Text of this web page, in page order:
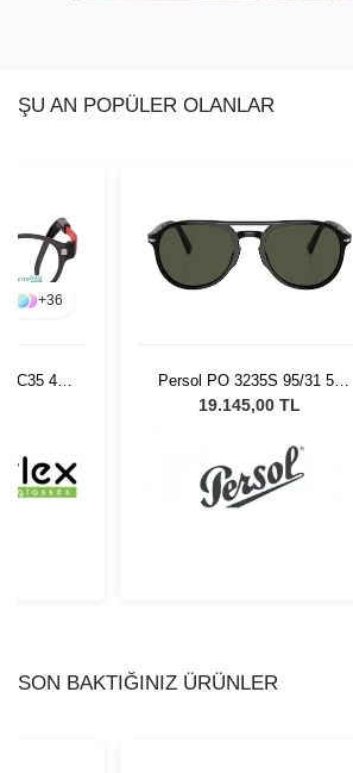
ŞU AN POPÜLER OLANLAR
+36
40
Persol PO 3235S 95/31 55
Unisex Güneş Gözlüğü
19.145,00 TL
SON BAKTIĞINIZ ÜRÜNLER